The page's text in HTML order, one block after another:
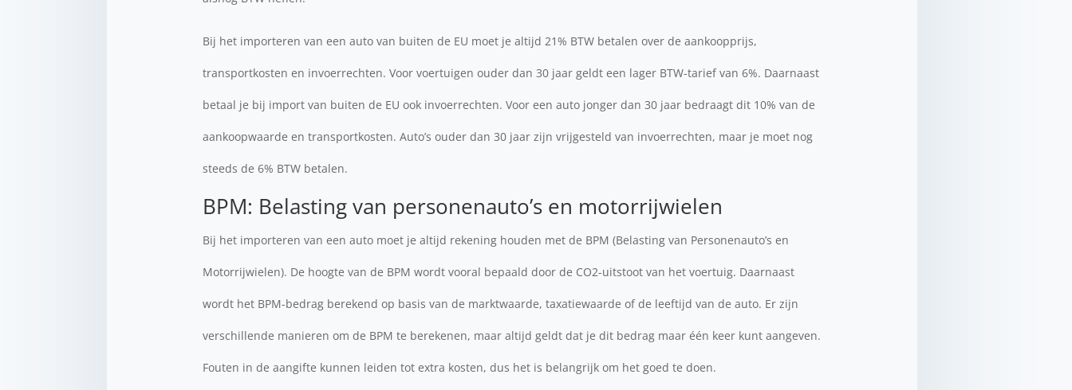
Bij het importeren van een auto van buiten de EU moet je altijd 21% BTW betalen over de aankoopprijs,
transportkosten en invoerrechten. Voor voertuigen ouder dan 30 jaar geldt een lager BTW-tarief van 6%. Daarnaast
betaal je bij import van buiten de EU ook invoerrechten. Voor een auto jonger dan 30 jaar bedraagt dit 10% van de
aankoopwaarde en transportkosten. Auto’s ouder dan 30 jaar zijn vrijgesteld van invoerrechten, maar je moet nog
steeds de 6% BTW betalen.
BPM: Belasting van personenauto’s en motorrijwielen
Bij het importeren van een auto moet je altijd rekening houden met de BPM (Belasting van Personenauto’s en
Motorrijwielen). De hoogte van de BPM wordt vooral bepaald door de CO2-uitstoot van het voertuig. Daarnaast
wordt het BPM-bedrag berekend op basis van de marktwaarde, taxatiewaarde of de leeftijd van de auto. Er zijn
verschillende manieren om de BPM te berekenen, maar altijd geldt dat je dit bedrag maar één keer kunt aangeven.
Fouten in de aangifte kunnen leiden tot extra kosten, dus het is belangrijk om het goed te doen.